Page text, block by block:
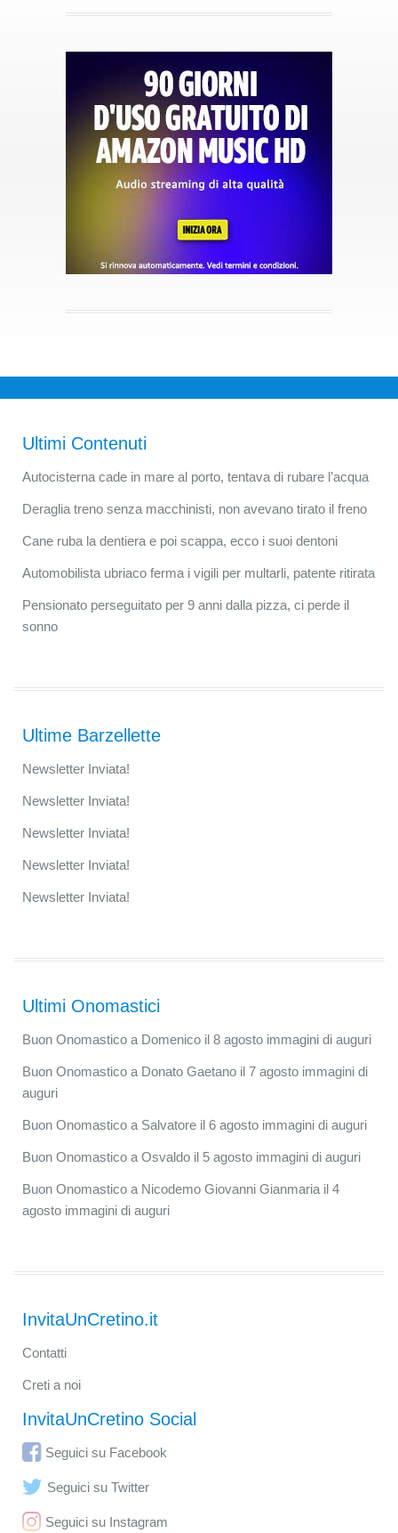
Ultimi Contenuti
Autocisterna cade in mare al porto, tentava di rubare l’acqua
Deraglia treno senza macchinisti, non avevano tirato il freno
Cane ruba la dentiera e poi scappa, ecco i suoi dentoni
Automobilista ubriaco ferma i vigili per multarli, patente ritirata
Pensionato perseguitato per 9 anni dalla pizza, ci perde il
sonno
Ultime Barzellette
Newsletter Inviata!
Newsletter Inviata!
Newsletter Inviata!
Newsletter Inviata!
Newsletter Inviata!
Ultimi Onomastici
Buon Onomastico a Domenico il 8 agosto immagini di auguri
Buon Onomastico a Donato Gaetano il 7 agosto immagini di
auguri
Buon Onomastico a Salvatore il 6 agosto immagini di auguri
Buon Onomastico a Osvaldo il 5 agosto immagini di auguri
Buon Onomastico a Nicodemo Giovanni Gianmaria il 4
agosto immagini di auguri
InvitaUnCretino.it
Contatti
Creti a noi
InvitaUnCretino Social
Seguici su Facebook
Seguici su Twitter
Seguici su Instagram